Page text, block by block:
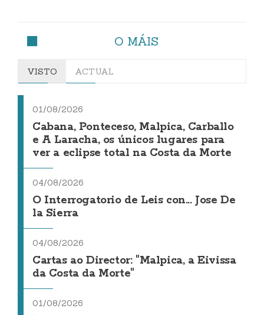
O MÁIS
VISTO ACTUAL
01/08/2026
Cabana, Ponteceso, Malpica, Carballo
e A Laracha, os únicos lugares para
ver a eclipse total na Costa da Morte
04/08/2026
O Interrogatorio de Leis con... Jose De
la Sierra
04/08/2026
Cartas ao Director: "Malpica, a Eivissa
da Costa da Morte"
01/08/2026